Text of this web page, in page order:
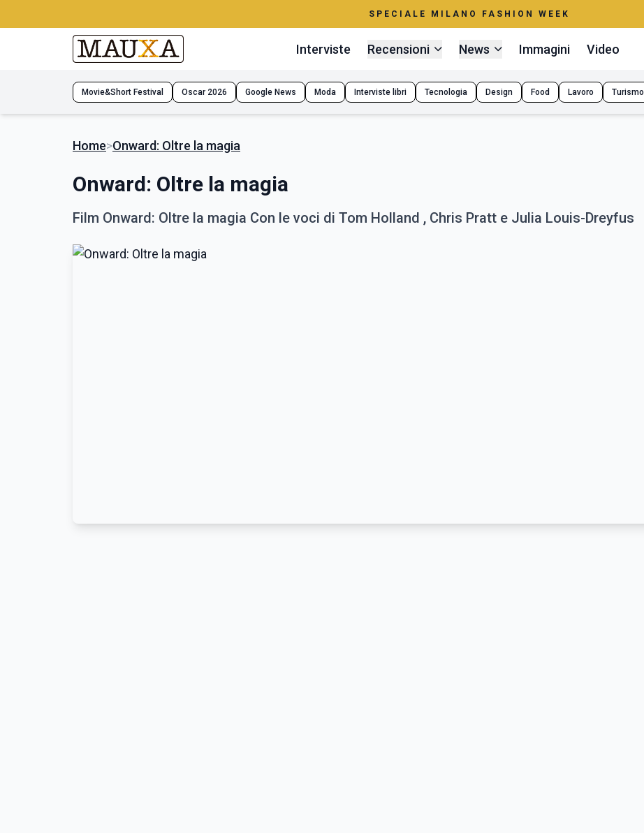
SPECIALE MILANO FASHION WEEK
Interviste Recensioni News Immagini Video
Movie&Short Festival Oscar 2026 Google News Moda Interviste libri Tecnologia Design Food Lavoro Turismo
Home>Onward: Oltre la magia
Onward: Oltre la magia
Film Onward: Oltre la magia Con le voci di Tom Holland , Chris Pratt e Julia Louis-Dreyfus